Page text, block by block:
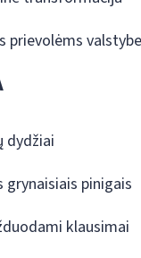
prievolėms
dydžiai
pinigais
klausimai